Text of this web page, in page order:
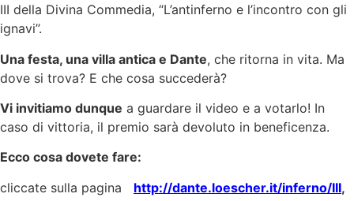
III della Divina Commedia, “L’antinferno e l’incontro con gli
ignavi”.
Una festa, una villa antica e Dante, che ritorna in vita. Ma
dove si trova? E che cosa succederà?
Vi invitiamo dunque a guardare il video e a votarlo! In
caso di vittoria, il premio sarà devoluto in beneficenza.
Ecco cosa dovete fare:
cliccate sulla pagina http://dante.loescher.it/inferno/III,